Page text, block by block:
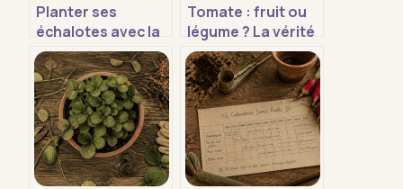
Planter ses
échalotes avec la
lune : calendrier,
variétés et
techniques pour
une récolte
réussie
Tomate : fruit ou
légume ? La vérité
botanique face au
verdict juridique
de 1893